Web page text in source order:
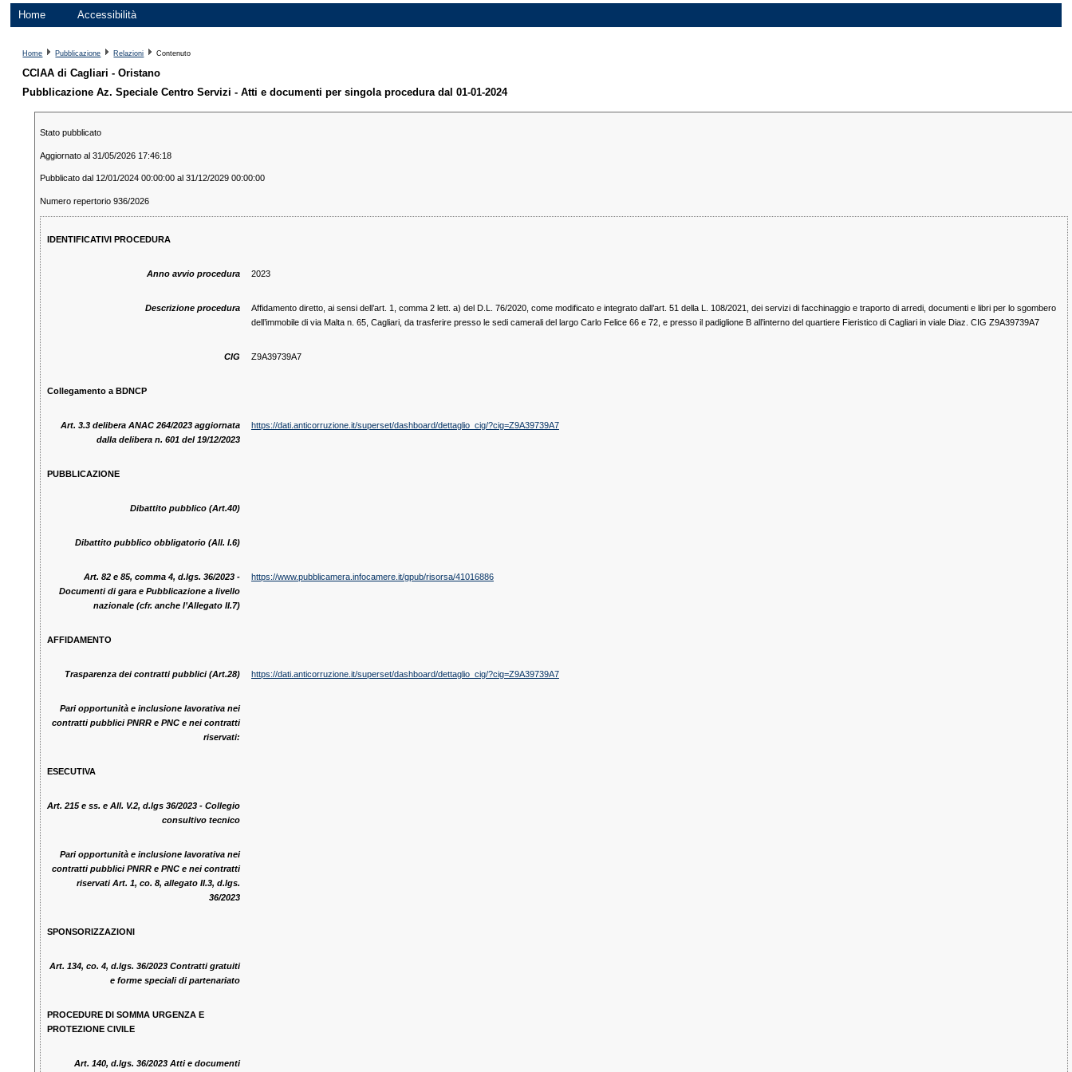
Home Accessibilità
Home Pubblicazione Relazioni Contenuto
CCIAA di Cagliari - Oristano
Pubblicazione Az. Speciale Centro Servizi - Atti e documenti per singola procedura dal 01-01-2024
Stato pubblicato
Aggiornato al 31/05/2026 17:46:18
Pubblicato dal 12/01/2024 00:00:00 al 31/12/2029 00:00:00
Numero repertorio 936/2026
IDENTIFICATIVI PROCEDURA
Anno avvio procedura 2023
Descrizione procedura
Affidamento diretto, ai sensi dell’art. 1, comma 2 lett. a) del D.L. 76/2020, come modificato e integrato dall’art. 51 della L. 108/2021, dei servizi di facchinaggio e traporto di arredi, documenti e libri per lo sgombero
dell’immobile di via Malta n. 65, Cagliari, da trasferire presso le sedi camerali del largo Carlo Felice 66 e 72, e presso il padiglione B all’interno del quartiere Fieristico di Cagliari in viale Diaz. CIG Z9A39739A7
CIG Z9A39739A7
Collegamento a BDNCP
Art. 3.3 delibera ANAC 264/2023 aggiornata
dalla delibera n. 601 del 19/12/2023
https://dati.anticorruzione.it/superset/dashboard/dettaglio_cig/?cig=Z9A39739A7
PUBBLICAZIONE
Dibattito pubblico (Art.40)
Dibattito pubblico obbligatorio (All. I.6)
Art. 82 e 85, comma 4, d.lgs. 36/2023 -
Documenti di gara e Pubblicazione a livello
nazionale (cfr. anche l’Allegato II.7)
https://www.pubblicamera.infocamere.it/gpub/risorsa/41016886
AFFIDAMENTO
Trasparenza dei contratti pubblici (Art.28) https://dati.anticorruzione.it/superset/dashboard/dettaglio_cig/?cig=Z9A39739A7
Pari opportunità e inclusione lavorativa nei
contratti pubblici PNRR e PNC e nei contratti
riservati:
ESECUTIVA
Art. 215 e ss. e All. V.2, d.lgs 36/2023 - Collegio
consultivo tecnico
Pari opportunità e inclusione lavorativa nei
contratti pubblici PNRR e PNC e nei contratti
riservati Art. 1, co. 8, allegato II.3, d.lgs.
36/2023
SPONSORIZZAZIONI
Art. 134, co. 4, d.lgs. 36/2023 Contratti gratuiti
e forme speciali di partenariato
PROCEDURE DI SOMMA URGENZA E
PROTEZIONE CIVILE
Art. 140, d.lgs. 36/2023 Atti e documenti